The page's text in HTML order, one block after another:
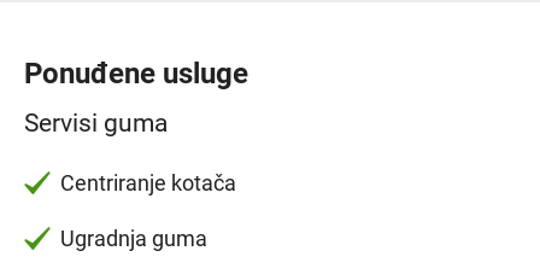
Ponuđene usluge
Servisi guma
Centriranje kotača
Ugradnja guma